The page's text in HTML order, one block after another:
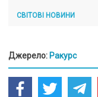
СВІТОВІ НОВИНИ
Джерело: Ракурс